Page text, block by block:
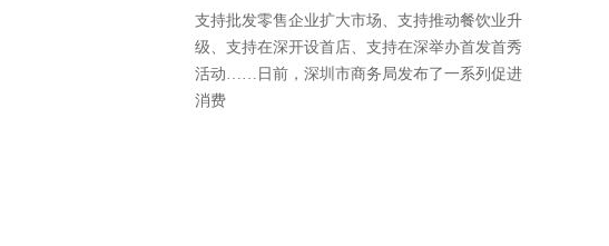
1000万元奖励5万元
支持批发零售企业扩大市场、支持推动餐饮业升
级、支持在深开设首店、支持在深举办首发首秀
活动……日前，深圳市商务局发布了一系列促进
消费